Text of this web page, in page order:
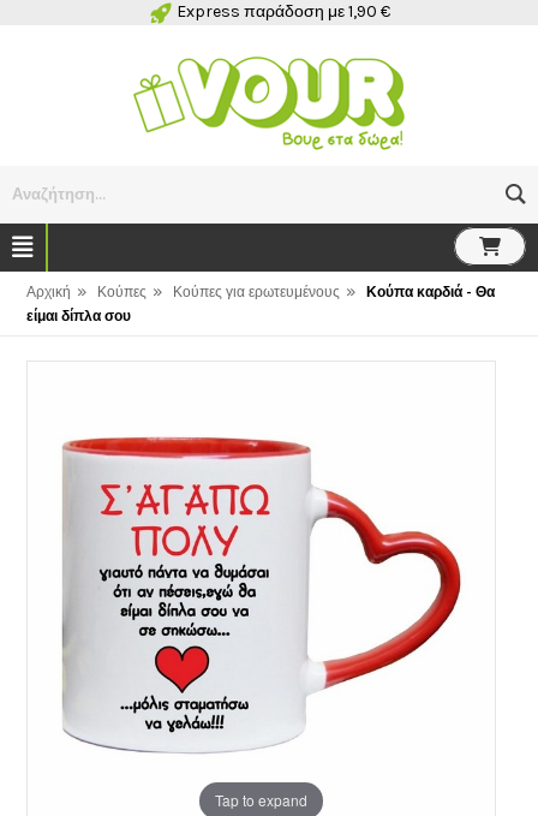
Express παράδοση με 1,90 €
Αναζήτηση...
Αρχική » Κούπες » Κούπες για ερωτευμένους »
Κούπα καρδιά - Θα
είμαι δίπλα σου
Tap to expand